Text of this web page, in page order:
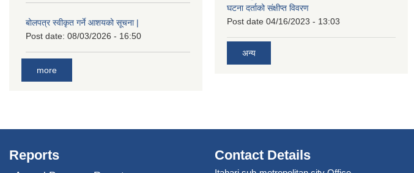
बोलपत्र स्वीकृत गर्ने आशयको सूचना |
Post date: 08/03/2026 - 16:50
more
घटना दर्ताको संक्षीप्त विवरण
Post date 04/16/2023 - 13:03
अन्य
Reports Contact Details